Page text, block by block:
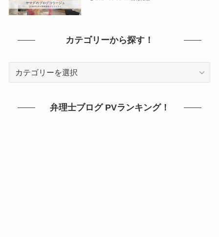
カテゴリーから探す！
弁理士ブログ PVランキング！